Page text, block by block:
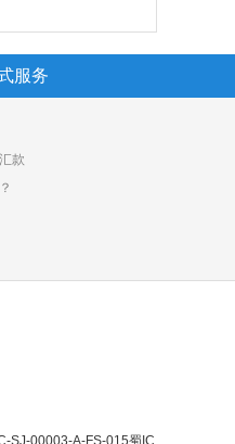
服务
款
SJ-00003-A-FS-015蜀IC